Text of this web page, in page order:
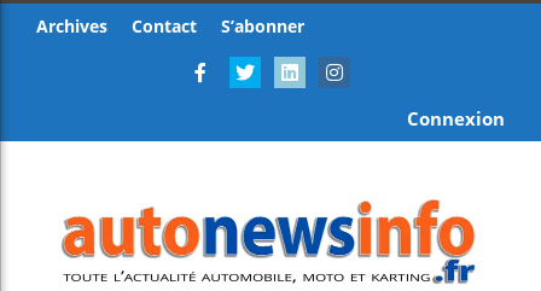
Archives Contact S’abonner
Connexion